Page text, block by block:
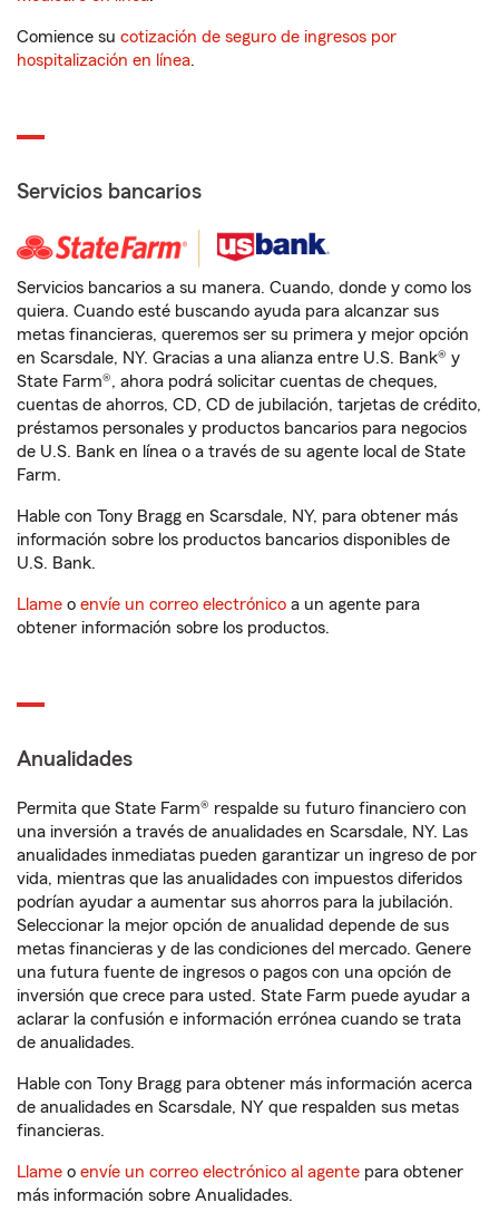
Comience su cotización de seguro de ingresos por
hospitalización en línea.
Servicios bancarios
Servicios bancarios a su manera. Cuando, donde y como los
quiera. Cuando esté buscando ayuda para alcanzar sus
metas financieras, queremos ser su primera y mejor opción
en Scarsdale, NY. Gracias a una alianza entre U.S. Bank® y
State Farm®, ahora podrá solicitar cuentas de cheques,
cuentas de ahorros, CD, CD de jubilación, tarjetas de crédito,
préstamos personales y productos bancarios para negocios
de U.S. Bank en línea o a través de su agente local de State
Farm.
Hable con Tony Bragg en Scarsdale, NY, para obtener más
información sobre los productos bancarios disponibles de
U.S. Bank.
Llame o envíe un correo electrónico a un agente para
obtener información sobre los productos.
Anualidades
Permita que State Farm® respalde su futuro financiero con
una inversión a través de anualidades en Scarsdale, NY. Las
anualidades inmediatas pueden garantizar un ingreso de por
vida, mientras que las anualidades con impuestos diferidos
podrían ayudar a aumentar sus ahorros para la jubilación.
Seleccionar la mejor opción de anualidad depende de sus
metas financieras y de las condiciones del mercado. Genere
una futura fuente de ingresos o pagos con una opción de
inversión que crece para usted. State Farm puede ayudar a
aclarar la confusión e información errónea cuando se trata
de anualidades.
Hable con Tony Bragg para obtener más información acerca
de anualidades en Scarsdale, NY que respalden sus metas
financieras.
Llame o envíe un correo electrónico al agente para obtener
más información sobre Anualidades.